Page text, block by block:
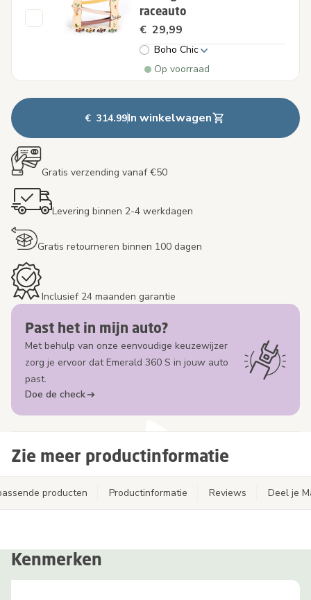
raceauto
€ 29,99
Boho Chic
Op voorraad
€ 314.99In winkelwagen
Gratis verzending vanaf €50
Levering binnen 2-4 werkdagen
Gratis retourneren binnen 100 dagen
Inclusief 24 maanden garantie
Past het in mijn auto?
Met behulp van onze eenvoudige keuzewijzer
zorg je ervoor dat Emerald 360 S in jouw auto
past.
Doe de check
Zie meer productinformatie
producten Productinformatie Reviews Deel je
Kenmerken